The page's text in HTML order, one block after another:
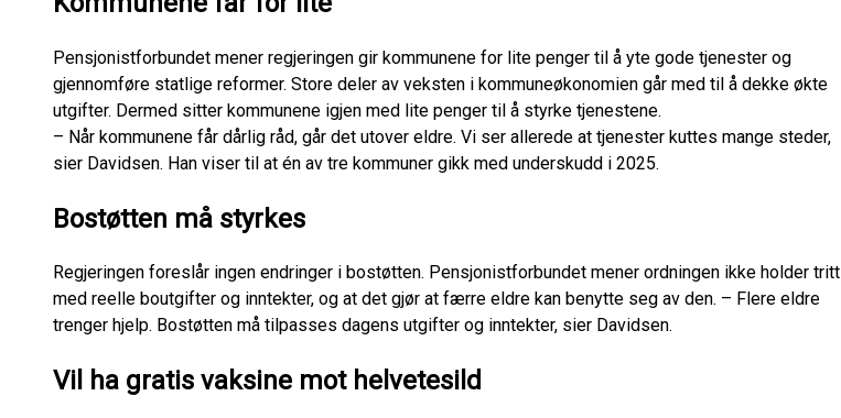
Pensjonistforbundet mener regjeringen gir kommunene for lite penger til å yte gode tjenester og
gjennomføre statlige reformer. Store deler av veksten i kommuneøkonomien går med til å dekke økte
utgifter. Dermed sitter kommunene igjen med lite penger til å styrke tjenestene.
– Når kommunene får dårlig råd, går det utover eldre. Vi ser allerede at tjenester kuttes mange steder,
sier Davidsen. Han viser til at én av tre kommuner gikk med underskudd i 2025.
Bostøtten må styrkes
Regjeringen foreslår ingen endringer i bostøtten. Pensjonistforbundet mener ordningen ikke holder tritt
med reelle boutgifter og inntekter, og at det gjør at færre eldre kan benytte seg av den. – Flere eldre
trenger hjelp. Bostøtten må tilpasses dagens utgifter og inntekter, sier Davidsen.
Vil ha gratis vaksine mot helvetesild